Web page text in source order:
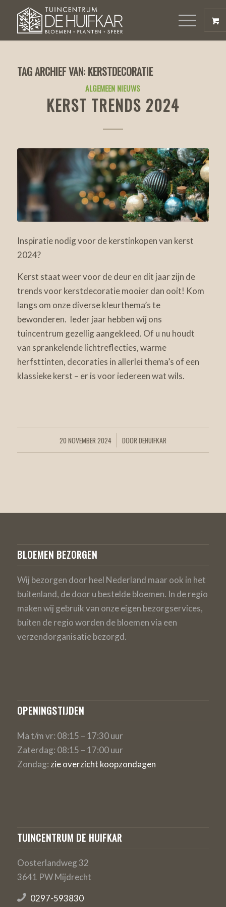
TAG ARCHIEF VAN: KERSTDECORATIE
ALGEMEEN NIEUWS
KERST TRENDS 2024
Inspiratie nodig voor de kerstinkopen van kerst
2024?
Kerst staat weer voor de deur en dit jaar zijn de
trends voor kerstdecoratie mooier dan ooit! Kom
langs om onze diverse kleurthema’s te
bewonderen. Ieder jaar hebben wij ons
tuincentrum gezellig aangekleed. Of u nu houdt
van sprankelende lichtreflecties, warme
herfsttinten, decoraties in allerlei thema’s of een
klassieke kerst – er is voor iedereen wat wils.
20 NOVEMBER 2024
/ DOORDEHUIFKAR
BLOEMEN BEZORGEN
Wij bezorgen door heel Nederland maar ook in het
buitenland, de door u bestelde bloemen. In de regio
maken wij gebruik van onze eigen bezorgservices,
buiten de regio worden de bloemen via een
verzendorganisatie bezorgd.
OPENINGSTIJDEN
Ma t/m vr: 08:15 – 17:30 uur
Zaterdag: 08:15 – 17:00 uur
Zondag: zie overzicht koopzondagen
TUINCENTRUM DE HUIFKAR
Oosterlandweg 32
3641 PW Mijdrecht
0297-593830